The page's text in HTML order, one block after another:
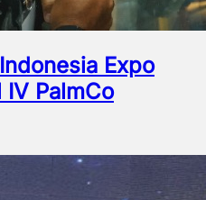
Expo
IV PalmCo